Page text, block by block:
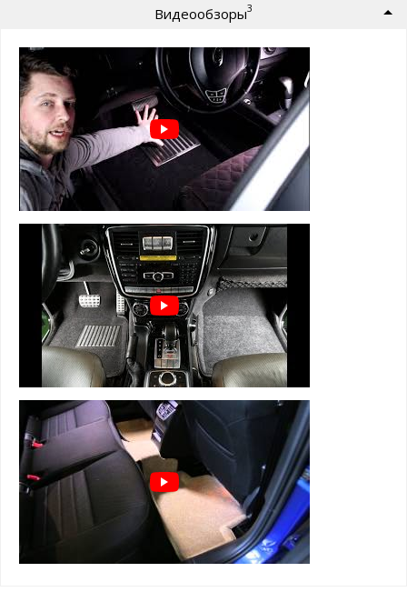
⊕ используются круглый год - забудьте про
лужи под ногами зимой
⊕ имеют подпятник из термопластика
⊕ легко чистятся и просты в уходе
3D коврики Euromat серии BUSINESS
состоят из 4 слоев:
1 слой - супер прочная и мягкая велюровая
ткань
2 слой - вспененная, пористая резина для
устранения влаги, тепло и звукоизоляции
3 слой - армированная металлическая сетка,
которая держит форму
4 слой - антискользящий для надежной
фиксации
+ подпятник из термопластика
Видеообзоры3